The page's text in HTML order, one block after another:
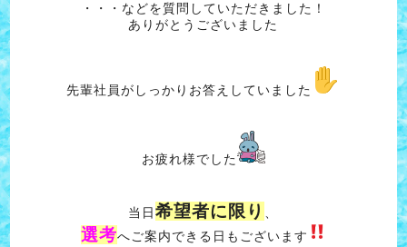
・・・などを質問していただきました！
ありがとうございました
先輩社員がしっかりお答えしていました
お疲れ様でした
当日希望者に限り 、
選考へご案内できる日もございます